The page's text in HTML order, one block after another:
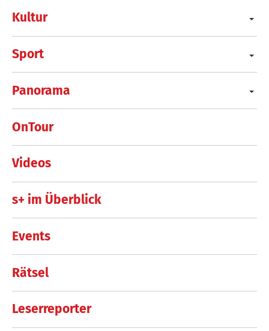
Kultur
Sport
Panorama
OnTour
Videos
s+ im Überblick
Events
Rätsel
Leserreporter